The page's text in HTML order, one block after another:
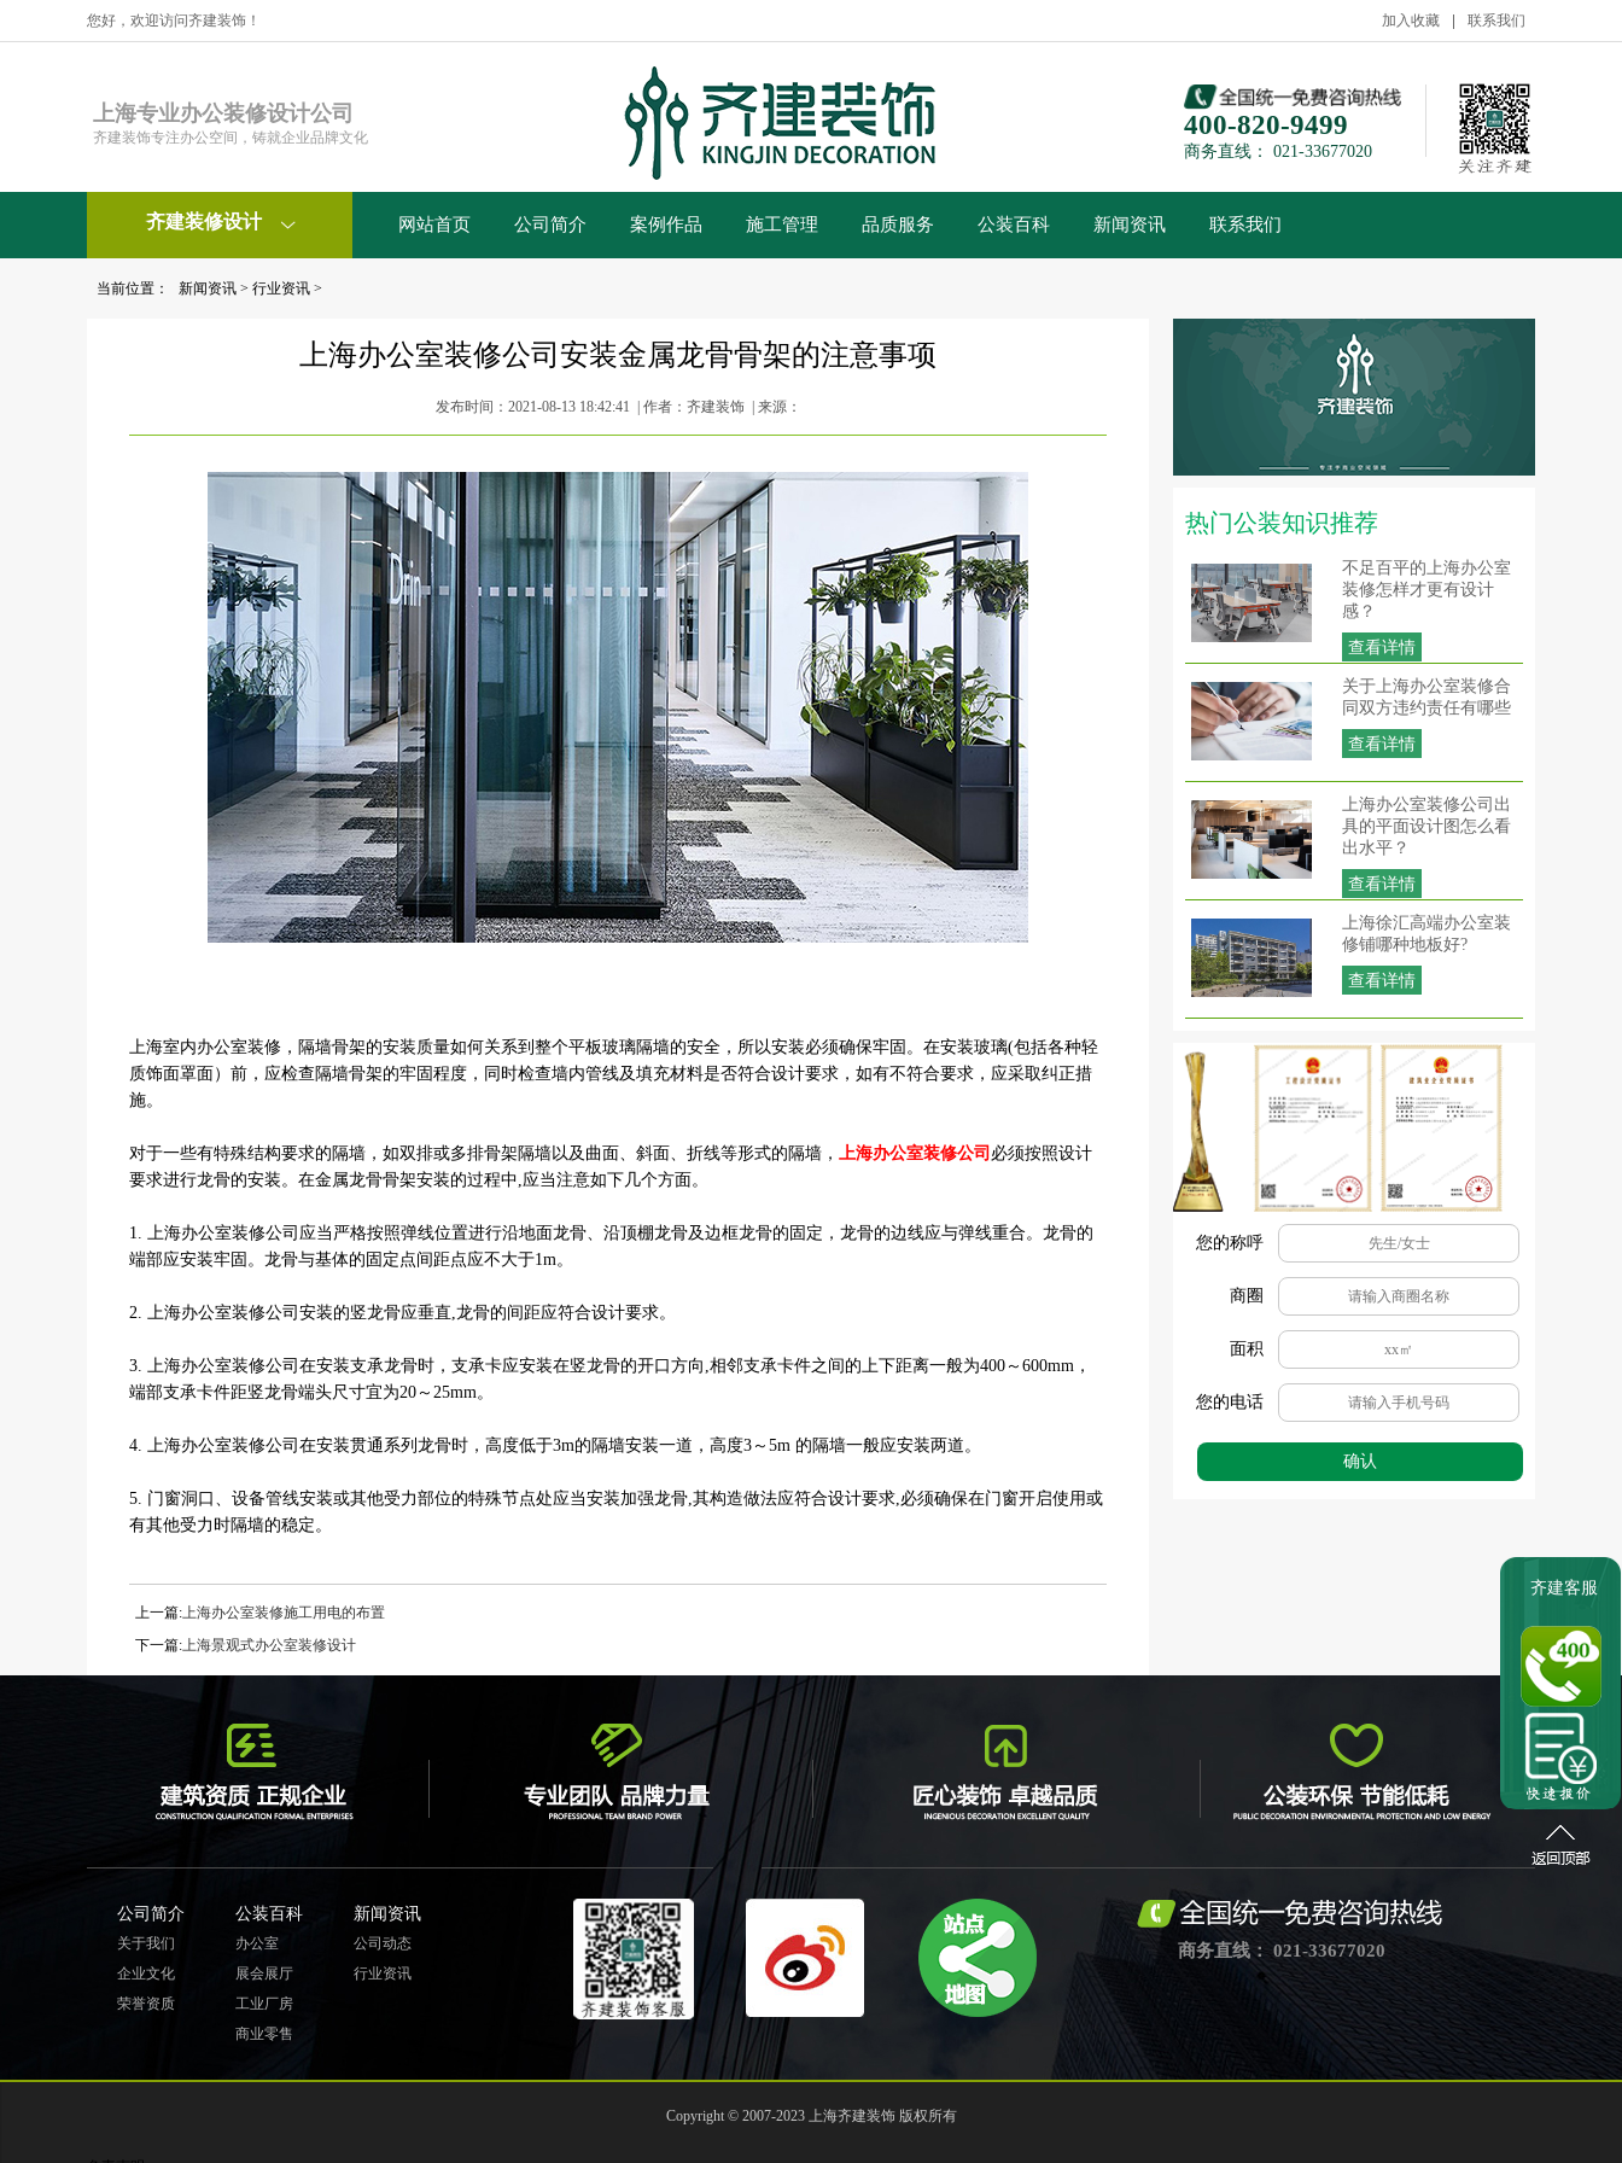
加入收藏 联系我们
您好，欢迎访问齐建装饰！
上海专业办公装修设计公司
齐建装饰专注办公空间，铸就企业品牌文化 400-820-9499
商务直线： 021-33677020
齐建装修设计  网站首页 公司简介 案例作品 施工管理 品质服务 公装百科 新闻资讯 联系我们
当前位置： 新闻资讯 > 行业资讯 >
热门公装知识推荐
不足百平的上海办公室
装修怎样才更有设计
感？
查看详情
关于上海办公室装修合
同双方违约责任有哪些
查看详情
上海办公室装修公司出
具的平面设计图怎么看
出水平？
查看详情
上海徐汇高端办公室装
修铺哪种地板好?
查看详情
您的称呼
商圈
面积
您的电话
确认
上海办公室装修公司安装金属龙骨骨架的注意事项
发布时间：2021-08-13 18:42:41 | 作者：齐建装饰 | 来源：
上海室内办公室装修，隔墙骨架的安装质量如何关系到整个平板玻璃隔墙的安全，所以安装必须确保牢固。在安装玻璃(包括各种轻
质饰面罩面）前，应检查隔墙骨架的牢固程度，同时检查墙内管线及填充材料是否符合设计要求，如有不符合要求，应采取纠正措
施。
对于一些有特殊结构要求的隔墙，如双排或多排骨架隔墙以及曲面、斜面、折线等形式的隔墙， 上海办公室装修公司 必须按照设计
要求进行龙骨的安装。在金属龙骨骨架安装的过程中,应当注意如下几个方面。
1. 上海办公室装修公司应当严格按照弹线位置进行沿地面龙骨、沿顶棚龙骨及边框龙骨的固定，龙骨的边线应与弹线重合。龙骨的
端部应安装牢固。龙骨与基体的固定点间距点应不大于1m。
2. 上海办公室装修公司安装的竖龙骨应垂直,龙骨的间距应符合设计要求。
3. 上海办公室装修公司在安装支承龙骨时，支承卡应安装在竖龙骨的开口方向,相邻支承卡件之间的上下距离一般为400～600mm，
端部支承卡件距竖龙骨端头尺寸宜为20～25mm。
4. 上海办公室装修公司在安装贯通系列龙骨时，高度低于3m的隔墙安装一道，高度3～5m 的隔墙一般应安装两道。
5. 门窗洞口、设备管线安装或其他受力部位的特殊节点处应当安装加强龙骨,其构造做法应符合设计要求,必须确保在门窗开启使用或
有其他受力时隔墙的稳定。
上一篇:上海办公室装修施工用电的布置
下一篇:上海景观式办公室装修设计
公司简介
关于我们
企业文化
荣誉资质
公装百科
办公室
展会展厅
工业厂房
商业零售
新闻资讯
公司动态
行业资讯
商务直线： 021-33677020
Copyright © 2007-2023 上海齐建装饰 版权所有
齐建客服